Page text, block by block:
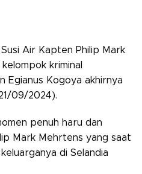
Susi Air Kapten Philip Mark
kriminal
Egianus Kogoya akhirnya
09/2024).
penuh haru dan
Mark Mehrtens yang saat
di Selandia